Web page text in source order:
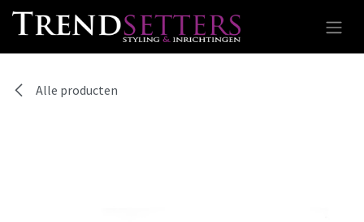
Overslaan naar inhoud
Alle producten